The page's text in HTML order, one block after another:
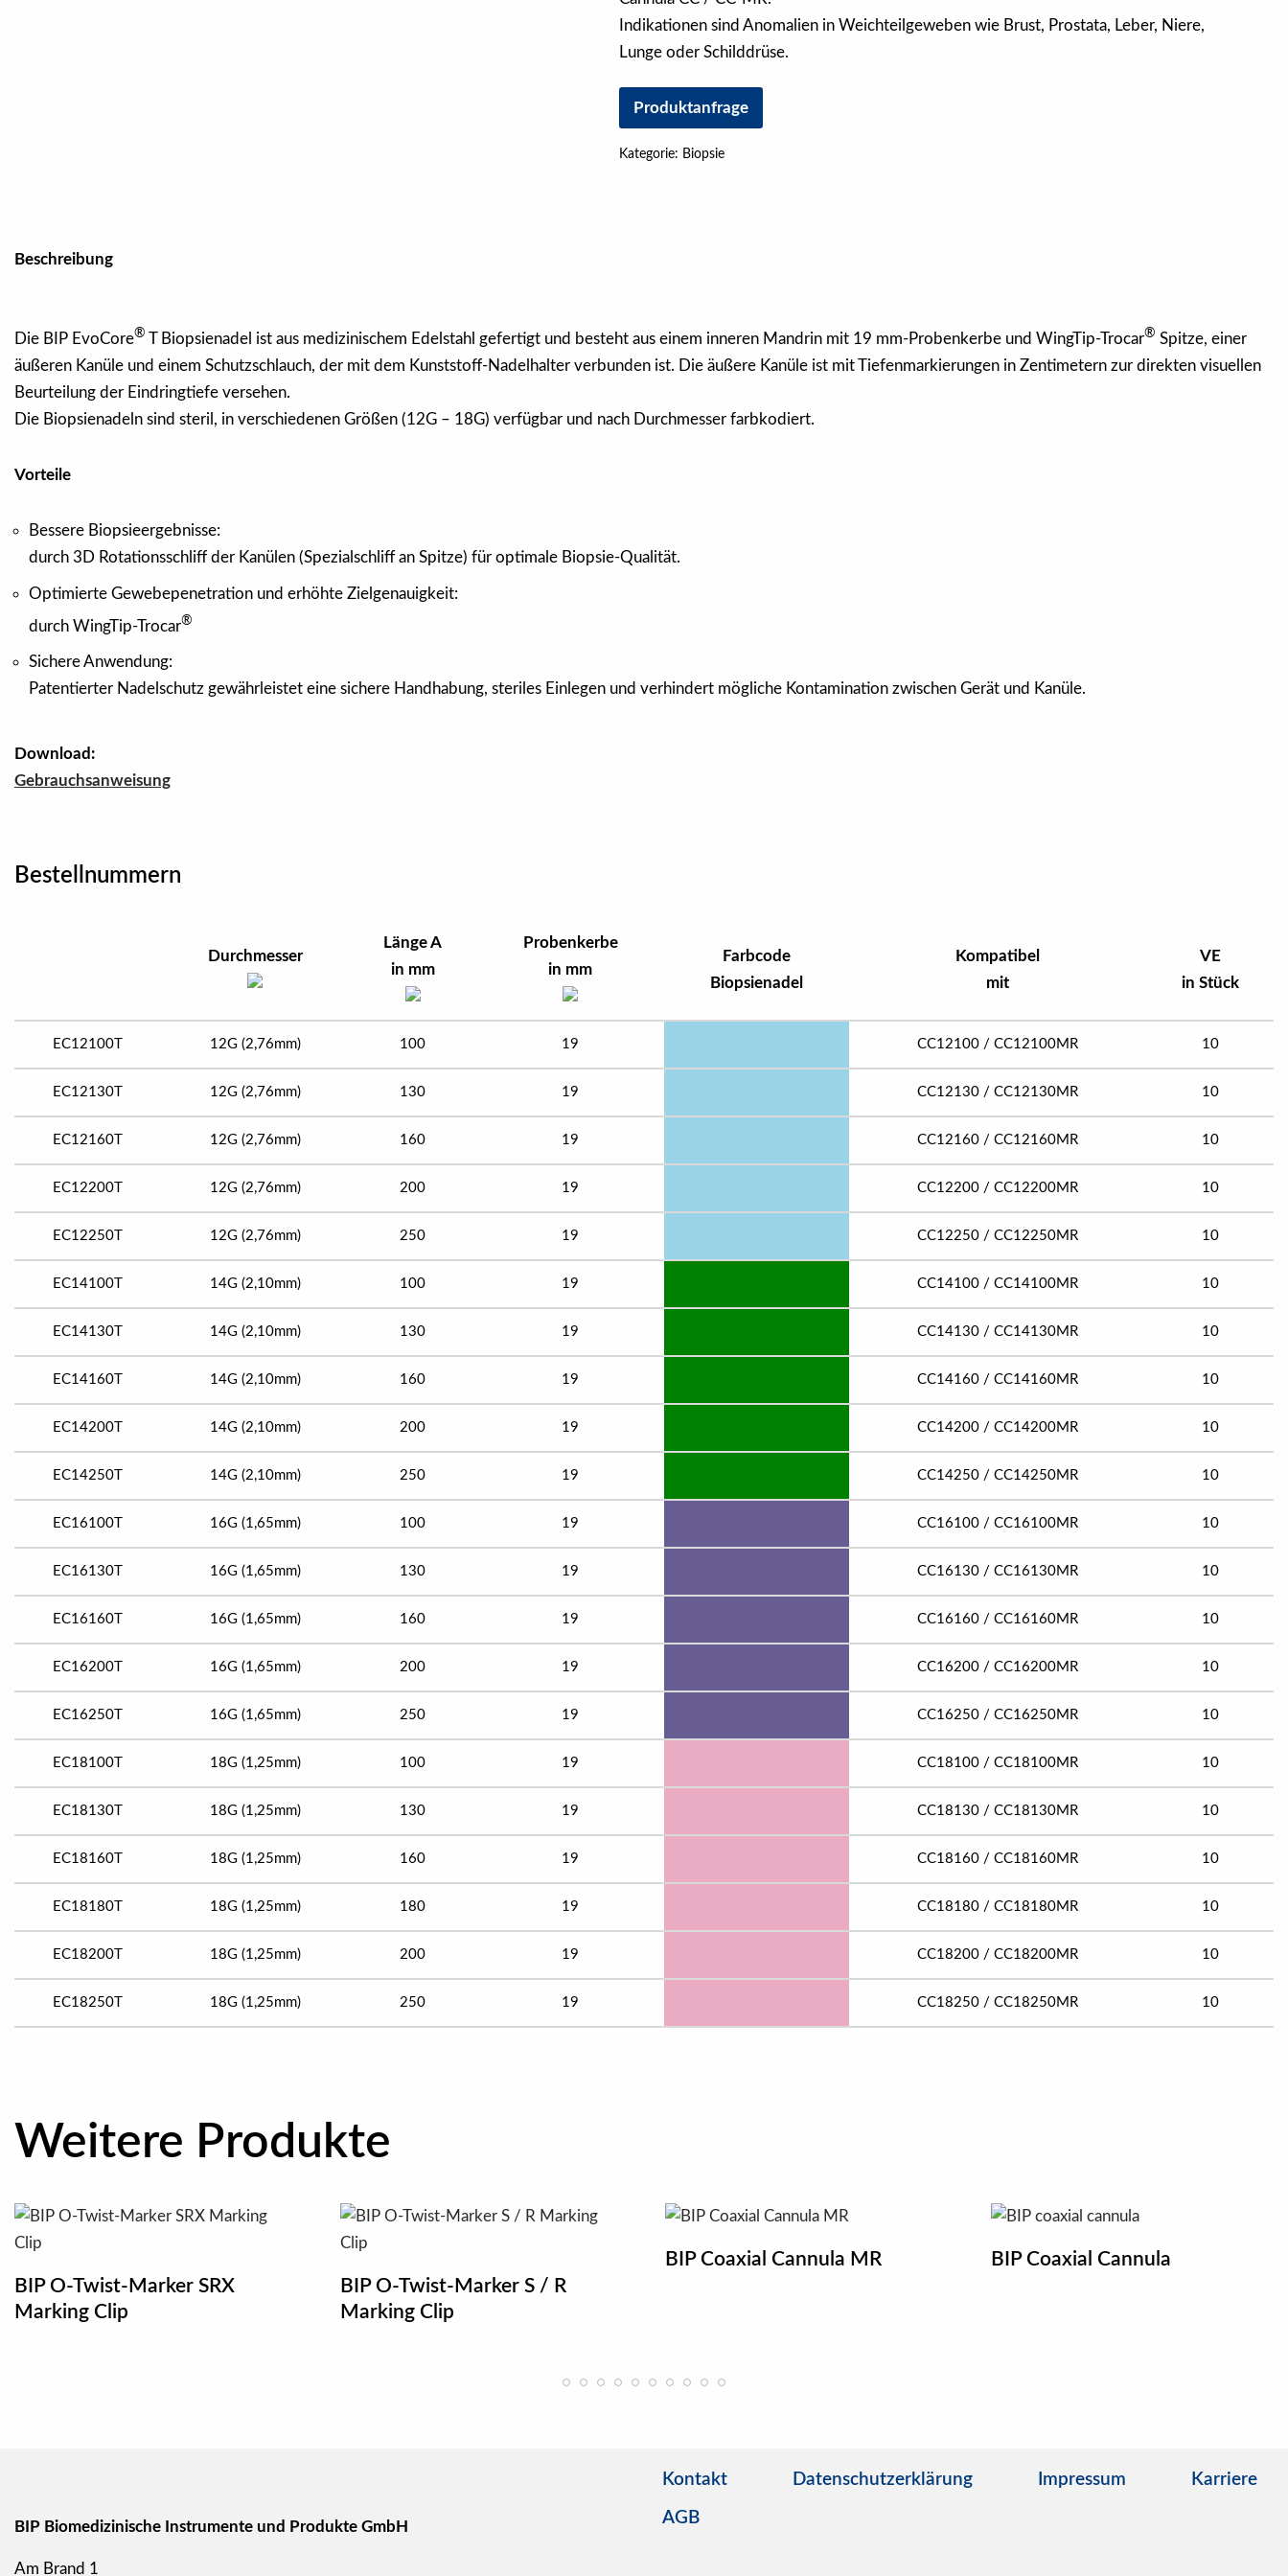
Indikationen sind Anomalien in Weichteilgeweben wie Brust, Prostata, Leber, Niere,
Lunge oder Schilddrüse.
Produktanfrage
Kategorie: Biopsie
Beschreibung
Die BIP EvoCore® T Biopsienadel ist aus medizinischem Edelstahl gefertigt und besteht aus einem inneren Mandrin mit 19 mm-Probenkerbe und WingTip-Trocar® Spitze, einer
äußeren Kanüle und einem Schutzschlauch, der mit dem Kunststoff-Nadelhalter verbunden ist. Die äußere Kanüle ist mit Tiefenmarkierungen in Zentimetern zur direkten visuellen
Beurteilung der Eindringtiefe versehen.
Die Biopsienadeln sind steril, in verschiedenen Größen (12G – 18G) verfügbar und nach Durchmesser farbkodiert.
Vorteile
Bessere Biopsieergebnisse:
durch 3D Rotationsschliff der Kanülen (Spezialschliff an Spitze) für optimale Biopsie-Qualität.
Optimierte Gewebepenetration und erhöhte Zielgenauigkeit:
durch WingTip-Trocar®
Sichere Anwendung:
Patentierter Nadelschutz gewährleistet eine sichere Handhabung, steriles Einlegen und verhindert mögliche Kontamination zwischen Gerät und Kanüle.
Download:
Gebrauchsanweisung
Bestellnummern
Durchmesser
Länge A
in mm
Probenkerbe
in mm
Farbcode
Biopsienadel
Kompatibel
mit
VE
in Stück
EC12100T 12G (2,76mm) 100 19 CC12100 / CC12100MR 10
EC12130T 12G (2,76mm) 130 19 CC12130 / CC12130MR 10
EC12160T 12G (2,76mm) 160 19 CC12160 / CC12160MR 10
EC12200T 12G (2,76mm) 200 19 CC12200 / CC12200MR 10
EC12250T 12G (2,76mm) 250 19 CC12250 / CC12250MR 10
EC14100T 14G (2,10mm) 100 19 CC14100 / CC14100MR 10
EC14130T 14G (2,10mm) 130 19 CC14130 / CC14130MR 10
EC14160T 14G (2,10mm) 160 19 CC14160 / CC14160MR 10
EC14200T 14G (2,10mm) 200 19 CC14200 / CC14200MR 10
EC14250T 14G (2,10mm) 250 19 CC14250 / CC14250MR 10
EC16100T 16G (1,65mm) 100 19 CC16100 / CC16100MR 10
EC16130T 16G (1,65mm) 130 19 CC16130 / CC16130MR 10
EC16160T 16G (1,65mm) 160 19 CC16160 / CC16160MR 10
EC16200T 16G (1,65mm) 200 19 CC16200 / CC16200MR 10
EC16250T 16G (1,65mm) 250 19 CC16250 / CC16250MR 10
EC18100T 18G (1,25mm) 100 19 CC18100 / CC18100MR 10
EC18130T 18G (1,25mm) 130 19 CC18130 / CC18130MR 10
EC18160T 18G (1,25mm) 160 19 CC18160 / CC18160MR 10
EC18180T 18G (1,25mm) 180 19 CC18180 / CC18180MR 10
EC18200T 18G (1,25mm) 200 19 CC18200 / CC18200MR 10
EC18250T 18G (1,25mm) 250 19 CC18250 / CC18250MR 10
Weitere Produkte
BIP O-Twist-Marker SRX
Marking Clip
BIP O-Twist-Marker S / R
Marking Clip
BIP Coaxial Cannula MR BIP Coaxial Cannula
BIP Biomedizinische Instrumente und Produkte GmbH
Kontakt Datenschutzerklärung Impressum Karriere
AGB
Am Brand 1